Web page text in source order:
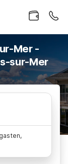
Mer -
sur-Mer